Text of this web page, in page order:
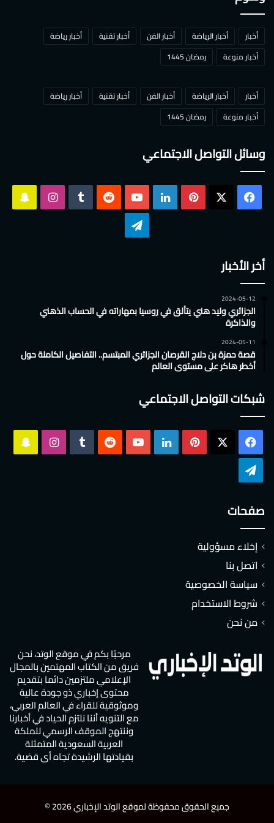
أخبار أخبار الرياضة أخبار الفن أخبار تقنية
أخبار رياضة
أخبار منوعة
رمضان 1445
أخبار أخبار الرياضة أخبار الفن أخبار تقنية
أخبار رياضة
أخبار منوعة
رمضان 1445
وسائل التواصل الاجتماعي
فيسبوك بينتيريست لينكدإن ‫YouTube انستقرام
أخر الأخبار
2024-05-12
الجزائري وليد هني يتألق في روسيا بمهاراته في الحساب الذهني
والذاكرة
2024-05-11
قصة حمزة بن دلاج القرصان الجزائري المبتسم.. التفاصيل الكاملة حول
أخطر هاكر على مستوى العالم
شبكات التواصل الاجتماعي
فيسبوك بينتيريست لينكدإن ‫YouTube انستقرام
صفحات
إخلاء مسؤولية
اتصل بنا
سياسة الخصوصية
شروط الاستخدام
من نحن
مرحبًا بكم في موقع الوتد، نحن
فريق من الكتاب المهتمين بالمجال
الإعلامي ملتزمين دائما بتقديم
محتوى إخباري ذو جودة عالية
وموثوقية للقراء في العالم العربي،
مع التنويه أننا نلتزم الحياد في أخبارنا
وننتهج الموقف الرسمي للملكة
العربية السعودية المتمثلة
بقيادتها الرشيدة تجاه أي قضية.
جميع الحقوق محفوظة لموقع الوتد الإخباري 2026 ©